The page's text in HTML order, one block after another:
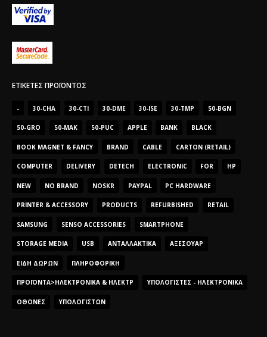
ΕΤΙΚΈΤΕΣ ΠΡΟΪΌΝΤΟΣ
- 30-CHA 30-CTI 30-DME 30-ISE 30-TMP 50-BGN
50-GRO 50-MAK 50-PUC APPLE BANK BLACK
BOOK MAGNET & FANCY BRAND CABLE CARTON (RETAIL)
COMPUTER DELIVERY DETECH ELECTRONIC FOR HP
NEW NO BRAND NOSKR PAYPAL PC HARDWARE
PRINTER & ACCESSORY PRODUCTS REFURBISHED RETAIL
SAMSUNG SENSO ACCESSORIES SMARTPHONE
STORAGE MEDIA USB ΑΝΤΑΛΛΑΚΤΙΚΆ ΑΞΕΣΟΥΆΡ
ΕΊΔΗ ΔΏΡΩΝ ΠΛΗΡΟΦΟΡΙΚΉ
ΠΡΟΪΌΝΤΑ>ΗΛΕΚΤΡΟΝΙΚΆ & ΗΛΕΚΤΡ ΥΠΟΛΟΓΙΣΤΈΣ - ΗΛΕΚΤΡΟΝΙΚΆ
ΟΘΌΝΕΣ ΥΠΟΛΟΓΙΣΤΏΝ